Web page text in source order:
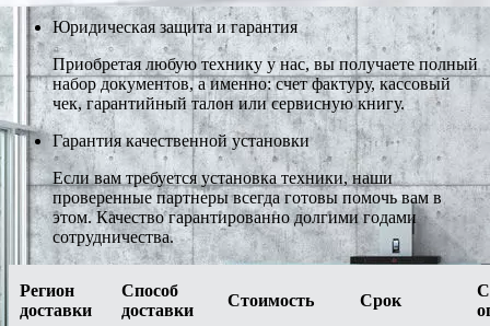
Юридическая защита и гарантия
Приобретая любую технику у нас, вы получаете полный
набор документов, а именно: счет фактуру, кассовый
чек, гарантийный талон или сервисную книгу.
Гарантия качественной установки
Если вам требуется установка техники, наши
проверенные партнеры всегда готовы помочь вам в
этом. Качество гарантированно долгими годами
сотрудничества.
Регион
доставки
Способ
доставки
Стоимость Срок